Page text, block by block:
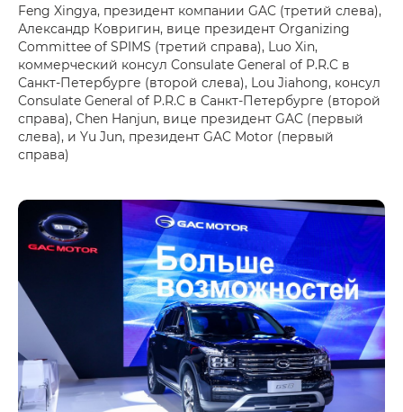
Feng Xingya, президент компании GAC (третий слева),
Александр Ковригин, вице президент Organizing
Committee of SPIMS (третий справа), Luo Xin,
коммерческий консул Consulate General of P.R.C в
Санкт-Петербурге (второй слева), Lou Jiahong, консул
Consulate General of P.R.C в Санкт-Петербурге (второй
справа), Chen Hanjun, вице президент GAC (первый
слева), и Yu Jun, президент GAC Motor (первый
справа)